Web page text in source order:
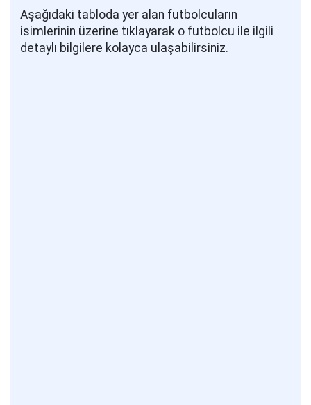
Aşağıdaki tabloda yer alan futbolcuların
isimlerinin üzerine tıklayarak o futbolcu ile ilgili
detaylı bilgilere kolayca ulaşabilirsiniz.